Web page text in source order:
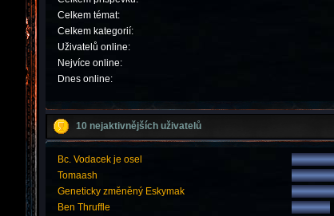
Celkem témat:
Celkem kategorií:
Uživatelů online:
Nejvíce online:
Dnes online:
10 nejaktivnějších uživatelů
Bc. Vodacek je osel
Tomaash
Geneticky změněný Eskymak
Ben Thruffle